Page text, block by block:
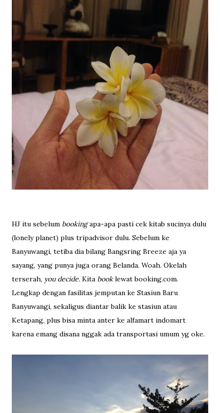
HJ itu sebelum bookingapa-apa pasti cek kitab sucinya dulu
(lonely planet) plus tripadvisor dulu. Sebelum ke
Banyuwangi, tetiba dia bilang Bangsring Breeze aja ya
sayang, yang punya juga orang Belanda. Woah. Okelah
terserah, you decide. Kita booklewat booking.com.
Lengkap dengan fasilitas jemputan ke Stasiun Baru
Banyuwangi, sekaligus diantar balik ke stasiun atau
Ketapang, plus bisa minta anter ke alfamart indomart
karena emang disana nggak ada transportasi umum yg oke.